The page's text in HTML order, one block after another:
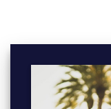
lịch hoặc để có một
Tiếng Anh tổng
nghiên cứu sâu
Cambridge và tiếng